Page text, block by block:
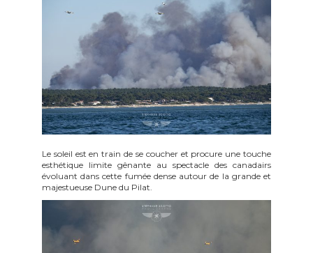
Le soleil est en train de se coucher et procure une touche
esthétique limite gênante au spectacle des canadairs
évoluant dans cette fumée dense autour de la grande et
majestueuse Dune du Pilat.